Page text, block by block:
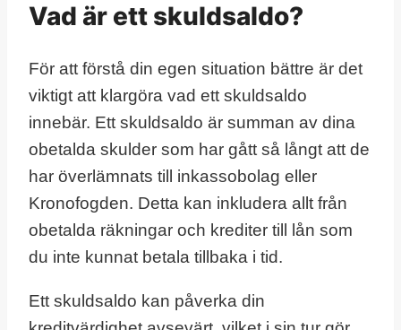
Vad är ett skuldsaldo?
För att förstå din egen situation bättre är det
viktigt att klargöra vad ett skuldsaldo
innebär. Ett skuldsaldo är summan av dina
obetalda skulder som har gått så långt att de
har överlämnats till inkassobolag eller
Kronofogden. Detta kan inkludera allt från
obetalda räkningar och krediter till lån som
du inte kunnat betala tillbaka i tid.
Ett skuldsaldo kan påverka din